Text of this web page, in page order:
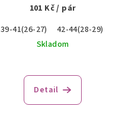
101 Kč/ pár
39-41(26-27)
42-44(28-29)
Skladom
Detail